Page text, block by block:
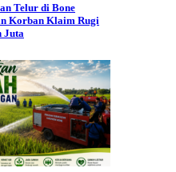
Telur di Bone
Korban Klaim Rugi
Juta